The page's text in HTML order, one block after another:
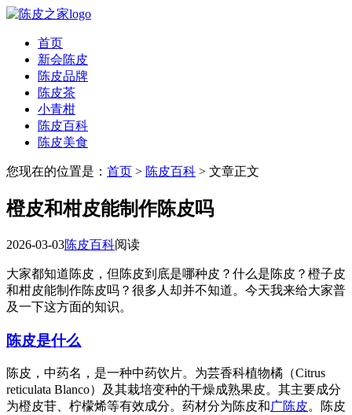
首页
新会陈皮
陈皮品牌
陈皮茶
小青柑
陈皮百科
陈皮美食
您现在的位置是： 首页 > 陈皮百科 > 文章正文
橙皮和柑皮能制作陈皮吗
2026-03-03陈皮百科阅读
大家都知道陈皮，但陈皮到底是哪种皮？什么是陈皮？橙子皮
和柑皮能制作陈皮吗？很多人却并不知道。今天我来给大家普
及一下这方面的知识。
陈皮是什么
陈皮，中药名，是一种中药饮片。为芸香科植物橘（Citrus
reticulata Blanco）及其栽培变种的干燥成熟果皮。其主要成分
为橙皮苷、柠檬烯等有效成分。药材分为陈皮和广陈皮。陈皮